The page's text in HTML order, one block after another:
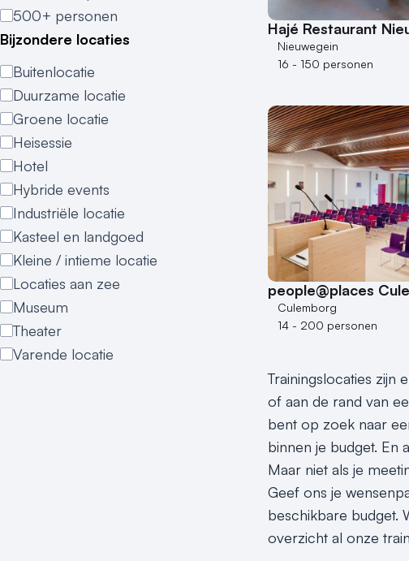
500+ personen
Bijzondere locaties
Buitenlocatie
Duurzame locatie
Groene locatie
Heisessie
Hotel
Hybride events
Industriële locatie
Kasteel en landgoed
Kleine / intieme locatie
Locaties aan zee
Museum
Theater
Varende locatie
Hajé Restaurant
Nieuwegein
16 - 150 personen
people@places
Culemborg
14 - 200 personen
Trainingslocaties zijn
of aan de rand van
bent op zoek naar
binnen je budget. En
Maar niet als je
Geef ons je
beschikbare budget.
overzicht al onze